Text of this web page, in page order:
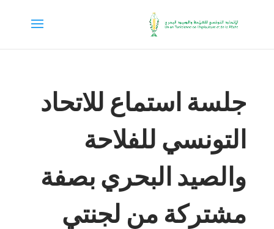
جلسة استماع للاتحاد
التونسي للفلاحة
والصيد البحري بصفة
مشتركة من لجنتي